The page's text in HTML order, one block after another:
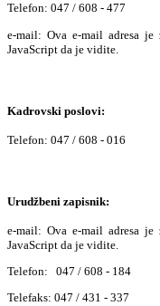
Telefon: 047 / 608 - 477
e-mail: Ova e-mail adresa je
JavaScript da je vidite.
Kadrovski poslovi:
Telefon: 047 / 608 - 016
Urudžbeni zapisnik:
e-mail: Ova e-mail adresa je
JavaScript da je vidite.
Telefon: 047 / 608 - 184
Telefaks: 047 / 431 - 337